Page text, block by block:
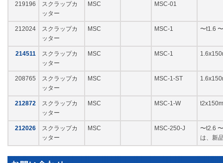
219196
スクラップカ
ッター
MSC MSC-01
212024
スクラップカ
ッター
MSC MSC-1 〜t1.6
214511
スクラップカ
ッター
MSC MSC-1
208765
スクラップカ
ッター
MSC MSC-1-ST
212872
スクラップカ
ッター
MSC MSC-1-W
212026
スクラップカ
ッター
MSC MSC-250-J
〜t2.6
は、新